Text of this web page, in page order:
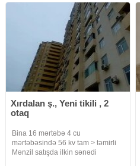
yerləşən Abşeron Gənclər
Xırdalan ş., Yeni tikili , 2
otaq
Bina 16 mərtəbə 4 cu
mərtəbəsində 56 kv tam > təmirli
Mənzil satışda ilkin sənədi